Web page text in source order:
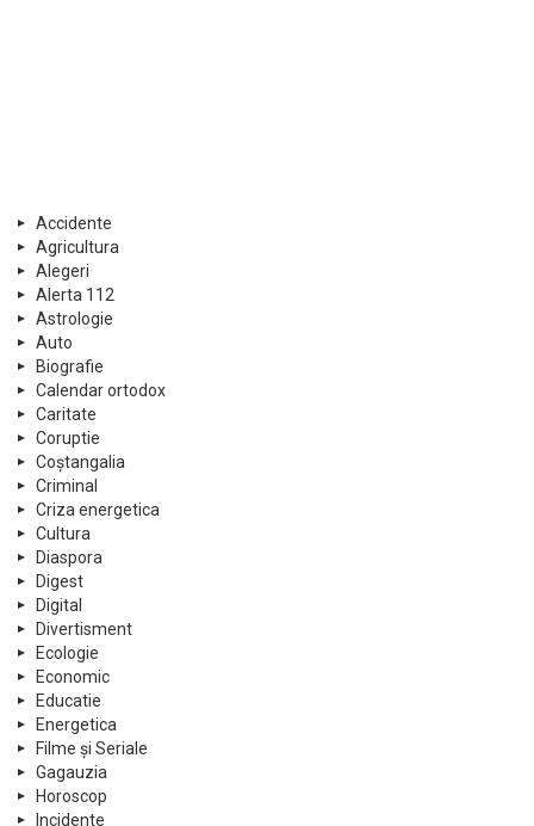
Accidente
Agricultura
Alegeri
Alerta 112
Astrologie
Auto
Biografie
Calendar ortodox
Caritate
Coruptie
Coștangalia
Criminal
Criza energetica
Cultura
Diaspora
Digest
Digital
Divertisment
Ecologie
Economic
Educatie
Energetica
Filme și Seriale
Gagauzia
Horoscop
Incidente